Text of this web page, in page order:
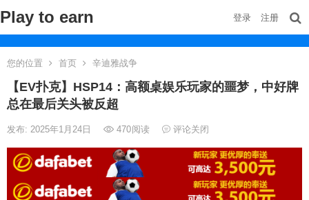
Play to earn 登录 注册
您的位置 首页 辛迪雅战争
【EV扑克】HSP14：高额桌娱乐玩家的噩梦，中好牌
总在最后关头被反超
发布: 2025年1月24日 470阅读 评论关闭